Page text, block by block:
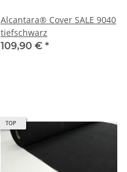
Alcantara® Cover SALE 9040
tiefschwarz
109,90 € *
TOP